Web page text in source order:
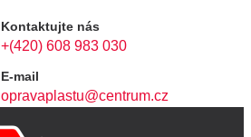
Kontaktujte nás
+(420) 608 983 030
E-mail
opravaplastu@centrum.cz